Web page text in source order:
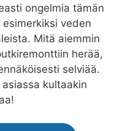
ongelmia tämän
veden
Mitä aiemmin
herää,
selviää.
kultaakin